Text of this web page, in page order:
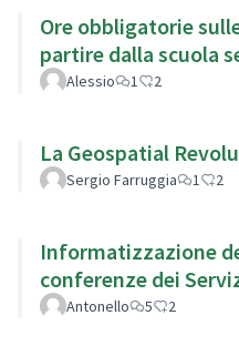
Ore obbligatorie
partire dalla scuola
Alessio 1 2
La Geospatial
Sergio Farruggia 1 2
Informatizzazione
conferenze dei
Antonello 5 2